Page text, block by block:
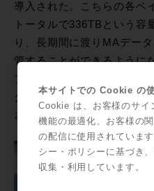
導入された。こちらの各ベ
トータルで336TBという容
り、長期間に渡りMAデー
管することができるように
プがFastNASから
タを消してもSynologyには
されている。
本サイトでの Cookie の
Cookie は、お客様のサイ
機能の最適化、お客様の
の配信に使用されていま
シー・ポリシーに基づき
収集・利用しています。